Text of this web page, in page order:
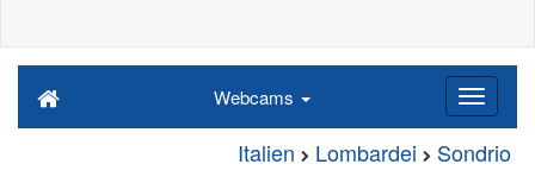
Webcams
Italien Lombardei Sondrio